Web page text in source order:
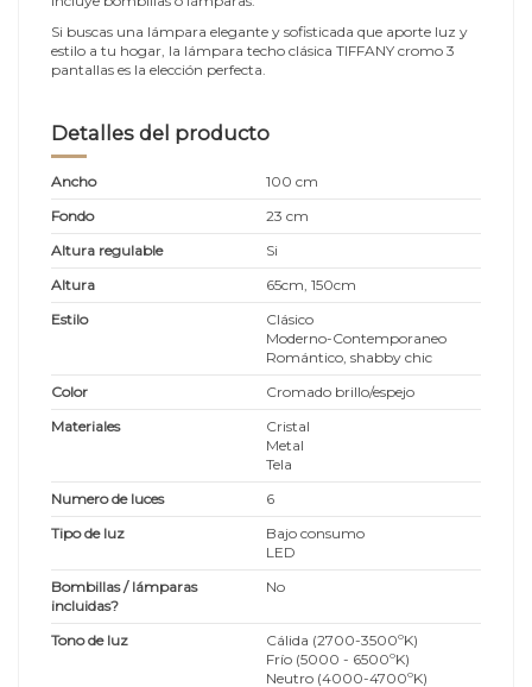
Si buscas una lámpara elegante y sofisticada que aporte luz y
estilo a tu hogar, la lámpara techo clásica TIFFANY cromo 3
pantallas es la elección perfecta.
Detalles del producto
Ancho
100 cm
Fondo
23 cm
Altura regulable
Si
Altura
65cm, 150cm
Estilo
Clásico
Moderno-Contemporaneo
Romántico, shabby chic
Color
Cromado brillo/espejo
Materiales
Cristal
Metal
Tela
Numero de luces
6
Tipo de luz
Bajo consumo
LED
Bombillas / lámparas
incluidas?
No
Tono de luz
Cálida (2700-3500ºK)
Frío (5000 - 6500ºK)
Neutro (4000-4700ºK)